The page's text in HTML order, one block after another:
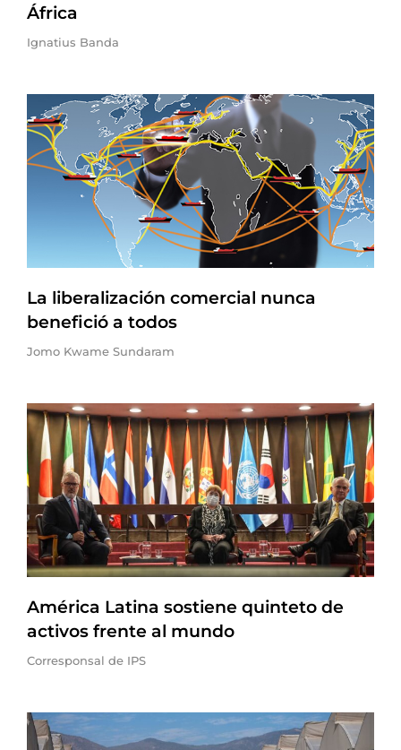
África
Ignatius Banda
La liberalización comercial nunca
benefició a todos
Jomo Kwame Sundaram
América Latina sostiene quinteto de
activos frente al mundo
Corresponsal de IPS